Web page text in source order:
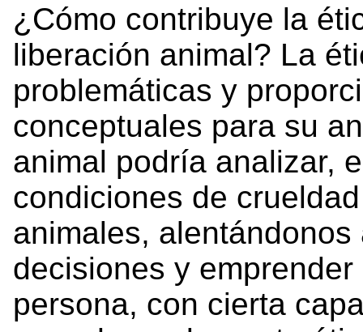
¿Cómo contribuye la
liberación animal? La
problemáticas y
conceptuales para su
animal podría analizar,
condiciones de
animales,
decisiones y
persona, con cierta